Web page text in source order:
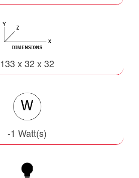
133 x 32 x 32
-1 Watt(s)